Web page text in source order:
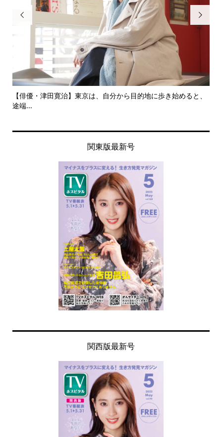

【俳優・津田寛治】東京は、自分から目的地に歩き始めると、
途端...

関東版最新号
関西版最新号